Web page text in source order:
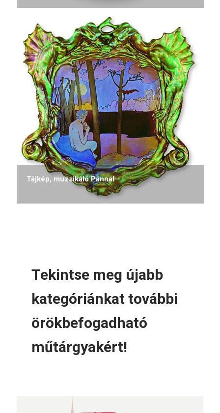
Tájkép, muzsikáló Pánnal
Tekintse meg újabb
kategóriánkat további
örökbefogadható
műtárgyakért!